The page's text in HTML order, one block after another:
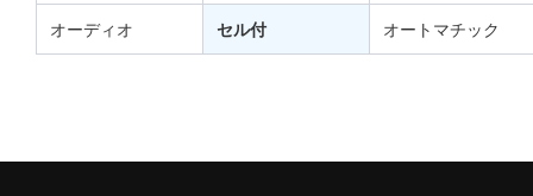
オーディオ セル付 オートマチック